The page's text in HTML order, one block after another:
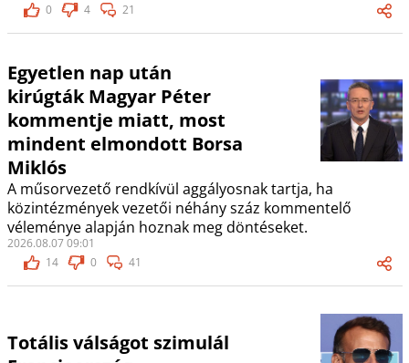
0
4 21
Egyetlen nap után
kirúgták Magyar Péter
kommentje miatt, most
mindent elmondott Borsa
Miklós
A műsorvezető rendkívül aggályosnak tartja, ha
közintézmények vezetői néhány száz kommentelő
véleménye alapján hoznak meg döntéseket.
2026.08.07 09:01
14
0 41
Totális válságot szimulál